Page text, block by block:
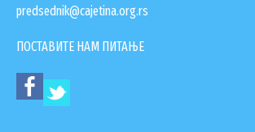
predsednik@cajetina.org.rs
ПОСТАВИТЕ НАМ ПИТАЊЕ